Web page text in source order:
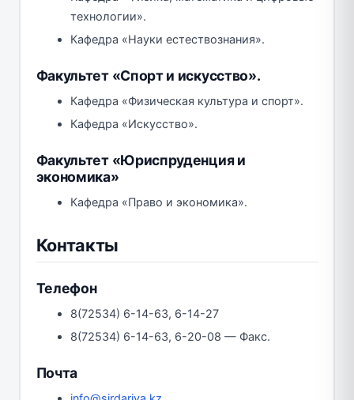
технологии».
Кафедра «Науки естествознания».
Факультет «Спорт и искусство».
Кафедра «Физическая культура и спорт».
Кафедра «Искусство».
Факультет «Юриспруденция и
экономика»
Кафедра «Право и экономика».
Контакты
Телефон
8(72534) 6-14-63, 6-14-27
8(72534) 6-14-63, 6-20-08 — Факс.
Почта